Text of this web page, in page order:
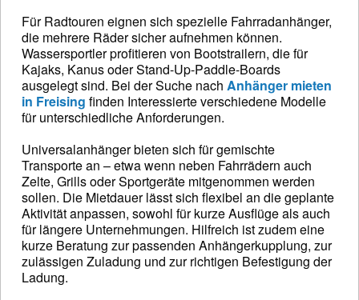
Für Radtouren eignen sich spezielle Fahrradanhänger,
die mehrere Räder sicher aufnehmen können.
Wassersportler profitieren von Bootstrailern, die für
Kajaks, Kanus oder Stand-Up-Paddle-Boards
ausgelegt sind. Bei der Suche nach Anhänger mieten
in Freising finden Interessierte verschiedene Modelle
für unterschiedliche Anforderungen.
Universalanhänger bieten sich für gemischte
Transporte an – etwa wenn neben Fahrrädern auch
Zelte, Grills oder Sportgeräte mitgenommen werden
sollen. Die Mietdauer lässt sich flexibel an die geplante
Aktivität anpassen, sowohl für kurze Ausflüge als auch
für längere Unternehmungen. Hilfreich ist zudem eine
kurze Beratung zur passenden Anhängerkupplung, zur
zulässigen Zuladung und zur richtigen Befestigung der
Ladung.